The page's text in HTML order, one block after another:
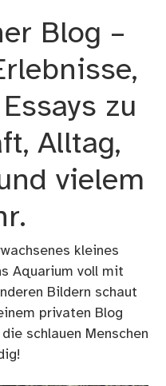
Blog –
zu
Alltag,
vielem
kleines
Aquarium voll mit
Bildern schaut
privaten Blog
schlauen Menschen